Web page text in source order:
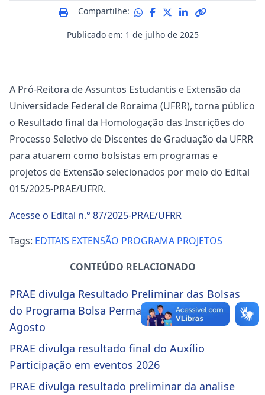
Publicado em: 1 de julho de 2025
Compartilhe:
A Pró-Reitora de Assuntos Estudantis e Extensão da
Universidade Federal de Roraima (UFRR), torna público
o Resultado final da Homologação das Inscrições do
Processo Seletivo de Discentes de Graduação da UFRR
para atuarem como bolsistas em programas e
projetos de Extensão selecionados por meio do Edital
015/2025-PRAE/UFRR.
Acesse o Edital n.° 87/2025-PRAE/UFRR
Tags: EDITAIS EXTENSÃO PROGRAMA PROJETOS
CONTEÚDO RELACIONADO
PRAE divulga Resultado Preliminar das Bolsas
do Programa Bolsa Permanência – mês de
Agosto
PRAE divulga resultado final do Auxílio
Participação em eventos 2026
PRAE divulga resultado preliminar da analise